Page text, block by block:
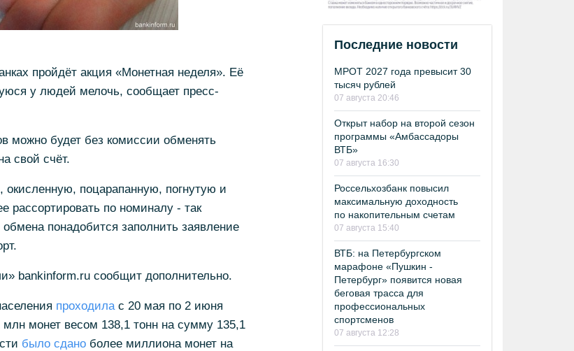
пройдёт акция «Монетная неделя». Её
у людей мелочь, сообщает пресс-
можно будет без комиссии обменять
свой счёт.
поцарапанную, погнутую и
рассортировать по номиналу - так
понадобится заполнить заявление
bankinform.ru сообщит дополнительно.
проходилас 20 мая по 2 июня
монет весом 138,1 тонн на сумму 135,1
было сданоболее миллиона монет на
Последние новости
МРОТ 2027 года превысит 30
тысяч рублей
07 августа 20:46
Открыт набор на второй сезон
программы «Амбассадоры
ВТБ»
07 августа 16:30
Россельхозбанк повысил
максимальную доходность
по накопительным счетам
07 августа 15:40
ВТБ: на Петербургском
марафоне «Пушкин -
Петербург» появится новая
беговая трасса для
профессиональных
спортсменов
07 августа 12:28